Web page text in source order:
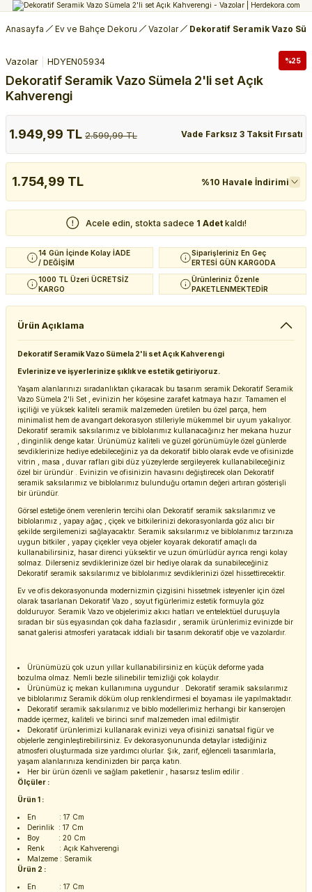
Anasayfa Ev ve Bahçe Dekoru Vazolar Dekoratif Seramik Vazo
%25
Vazolar HDYEN05934
Dekoratif Seramik Vazo Sümela 2'li set Açık
Kahverengi
1.949,99 TL 2.599,99 TL Vade Farksız 3 Taksit Fırsatı
1.754,99 TL %10 Havale İndirimi
Acele edin, stokta sadece 1 Adet kaldı!
14 Gün İçinde Kolay İADE
/ DEĞİŞİM
Siparişleriniz En Geç
ERTESİ GÜN KARGODA
1000 TL Üzeri ÜCRETSİZ
KARGO
Ürünleriniz Özenle
PAKETLENMEKTEDİR
Ürün Açıklama
Dekoratif Seramik Vazo Sümela 2'li set Açık Kahverengi
Evlerinize ve işyerlerinize şıklık ve estetik getiriyoruz.
Yaşam alanlarınızı sıradanlıktan çıkaracak bu tasarım seramik Dekoratif Seramik
Vazo Sümela 2'li Set , evinizin her köşesine zarafet katmaya hazır. Tamamen el
işçiliği ve yüksek kaliteli seramik malzemeden üretilen bu özel parça, hem
minimalist hem de avangart dekorasyon stilleriyle mükemmel bir uyum yakalıyor.
Dekoratif seramik saksılarımız ve biblolarımız kullanacağınız her mekana huzur
, dinginlik denge katar. Ürünümüz kaliteli ve güzel görünümüyle özel günlerde
sevdiklerinize hediye edebileceğiniz ya da dekoratif biblo olarak evde ve ofisinizde
vitrin , masa , duvar rafları gibi düz yüzeylerde sergileyerek kullanabileceğiniz
özel bir üründür . Evinizin ve ofisinizin havasını değiştirecek olan Dekoratif
seramik saksılarımız ve biblolarımız bulunduğu ortamın değeri artıran gösterişli
bir üründür.
Görsel estetiğe önem verenlerin tercihi olan Dekoratif seramik saksılarımız ve
biblolarımız , yapay ağaç , çiçek ve bitkilerinizi dekorasyonlarda göz alıcı bir
şekilde sergilemenizi sağlayacaktır. Seramik saksılarımız ve biblolarımız tarzınıza
uygun bitkiler , yapay çiçekler veya objeler koyarak dekoratif amaçlı da
kullanabilirsiniz, hasar direnci yüksektir ve uzun ömürlüdür ayrıca rengi kolay
solmaz. Dilerseniz sevdiklerinize özel bir hediye olarak da sunabileceğiniz
Dekoratif seramik saksılarımız ve biblolarımız sevdiklerinizi özel hissettirecektir.
Ev ve ofis dekorasyonunda modernizmin çizgisini hissetmek isteyenler için özel
olarak tasarlanan Dekoratif Vazo , soyut figürlerimiz estetik formuyla göz
dolduruyor. Seramik Vazo ve objelerimiz akıcı hatları ve entelektüel duruşuyla
sıradan bir süs eşyasından çok daha fazlasıdır , seramik ürünlerimiz evinizde bir
sanat galerisi atmosferi yaratacak iddialı bir tasarım dekoratif obje ve vazolardır.
Ürünümüzü çok uzun yıllar kullanabilirsiniz en küçük deforme yada
bozulma olmaz. Nemli bezle silinebilir temizliği çok kolaydır.
Ürünümüz iç mekan kullanımına uygundur . Dekoratif seramik saksılarımız
ve biblolarımız Seramik döküm olup renklendirmesi el boyaması ile yapılmaktadır.
Dekoratif seramik saksılarımız ve biblo modellerimiz herhangi bir kanserojen
madde içermez, kaliteli ve birinci sınıf malzemeden imal edilmiştir.
Dekoratif ürünlerimizi kullanarak evinizi veya ofisinizi sanatsal figür ve
objelerle zenginleştirebilirsiniz. Ev dekorasyonununda detaylar istediğiniz
atmosferi oluşturmada size yardımcı olurlar. Şık, zarif, eğlenceli tasarımlarla,
yaşam alanlarınıza kendinizden bir parça katın.
Her bir ürün özenli ve sağlam paketlenir , hasarsız teslim edilir .
Ölçüler :
Ürün 1 :
En : 17 Cm
Derinlik : 17 Cm
Boy : 20 Cm
Renk : Açık Kahverengi
Malzeme : Seramik
Ürün 2 :
En : 17 Cm